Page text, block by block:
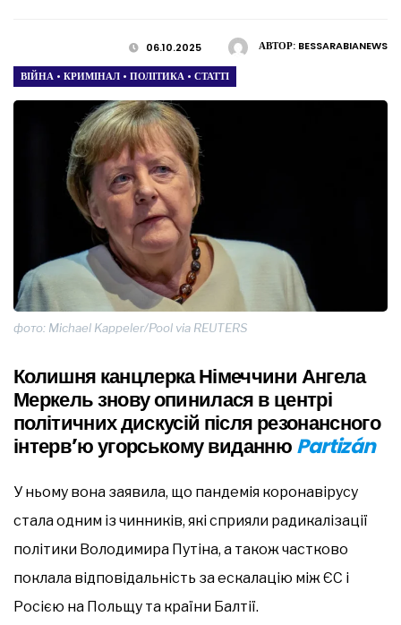
АВТОР: BESSARABIANEWS
06.10.2025
ВІЙНА • КРИМІНАЛ • ПОЛІТИКА • СТАТТІ
фото: Michael Kappeler/Pool via REUTERS
Колишня канцлерка Німеччини Ангела
Меркель знову опинилася в центрі
політичних дискусій після резонансного
інтерв’ю угорському виданнюPartizán
У ньому вона заявила, що пандемія коронавірусу
стала одним із чинників, які сприяли радикалізації
політики Володимира Путіна, а також частково
поклала відповідальність за ескалацію між ЄС і
Росією на Польщу та країни Балтії.